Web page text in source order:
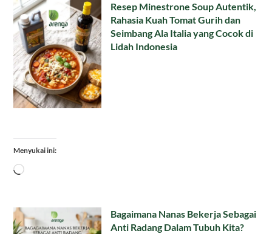
Resep Minestrone Soup Autentik,
Rahasia Kuah Tomat Gurih dan
Seimbang Ala Italia yang Cocok di
Lidah Indonesia
Menyukai ini:
Memuat...
Bagaimana Nanas Bekerja Sebagai
Anti Radang Dalam Tubuh Kita?